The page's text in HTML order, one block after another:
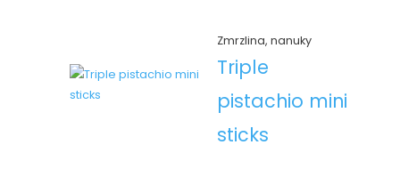
Zmrzlina, nanuky
Triple
pistachio mini
sticks